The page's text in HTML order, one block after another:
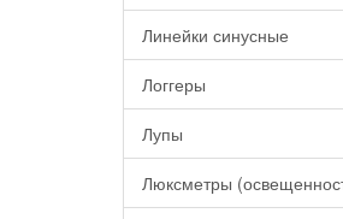
Линейки синусные
Логгеры
Лупы
Люксметры